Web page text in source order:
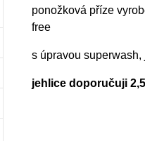
ponožková příze
free
s úpravou
jehlice doporučuji